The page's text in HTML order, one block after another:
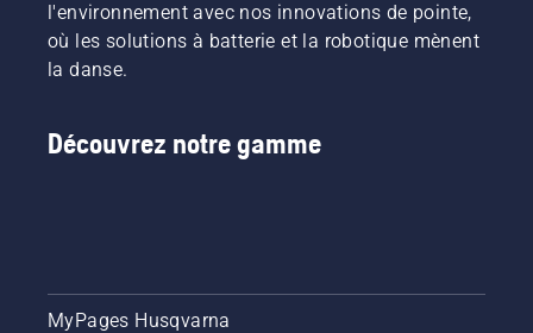
l'environnement avec nos innovations de pointe,
où les solutions à batterie et la robotique mènent
la danse.
Découvrez notre gamme
MyPages Husqvarna